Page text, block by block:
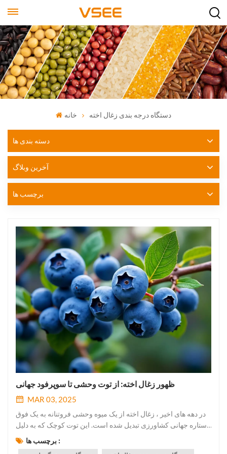
خانه دستگاه درجه بندی زغال اخته
دسته بندی ها
آخرین وبلاگ
برچسب ها
ظهور زغال اخته: از توت وحشی تا سوپرفود جهانی
MAR 03, 2025
در دهه های اخیر ، زغال اخته از یک میوه وحشی فروتنانه به یک فوق
ستاره جهانی کشاورزی تبدیل شده است. این توت کوچک که به دلیل
رنگ پر جنب و جوش ، عطر و طعم شیرین و فواید سلامتی استثنایی ،
جشن گرفته شده است ، طاقچه قابل توجهی در صنایع غذایی حک
برچسب ها :